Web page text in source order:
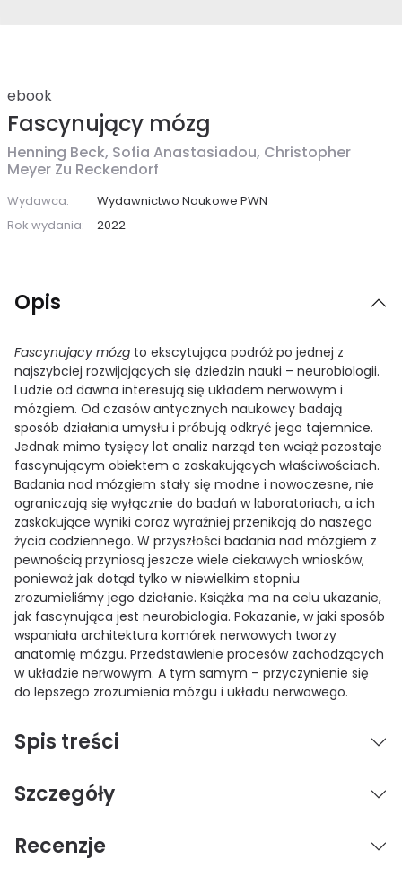
ebook
Fascynujący mózg
Henning Beck, Sofia Anastasiadou, Christopher
Meyer Zu Reckendorf
Wydawca:
Wydawnictwo Naukowe PWN
Rok wydania:
2022
Opis
Fascynujący mózg to ekscytująca podróż po jednej z
najszybciej rozwijających się dziedzin nauki – neurobiologii.
Ludzie od dawna interesują się układem nerwowym i
mózgiem. Od czasów antycznych naukowcy badają
sposób działania umysłu i próbują odkryć jego tajemnice.
Jednak mimo tysięcy lat analiz narząd ten wciąż pozostaje
fascynującym obiektem o zaskakujących właściwościach.
Badania nad mózgiem stały się modne i nowoczesne, nie
ograniczają się wyłącznie do badań w laboratoriach, a ich
zaskakujące wyniki coraz wyraźniej przenikają do naszego
życia codziennego. W przyszłości badania nad mózgiem z
pewnością przyniosą jeszcze wiele ciekawych wniosków,
ponieważ jak dotąd tylko w niewielkim stopniu
zrozumieliśmy jego działanie. Książka ma na celu ukazanie,
jak fascynująca jest neurobiologia. Pokazanie, w jaki sposób
wspaniała architektura komórek nerwowych tworzy
anatomię mózgu. Przedstawienie procesów zachodzących
w układzie nerwowym. A tym samym – przyczynienie się
do lepszego zrozumienia mózgu i układu nerwowego.
Spis treści
Szczegóły
Recenzje